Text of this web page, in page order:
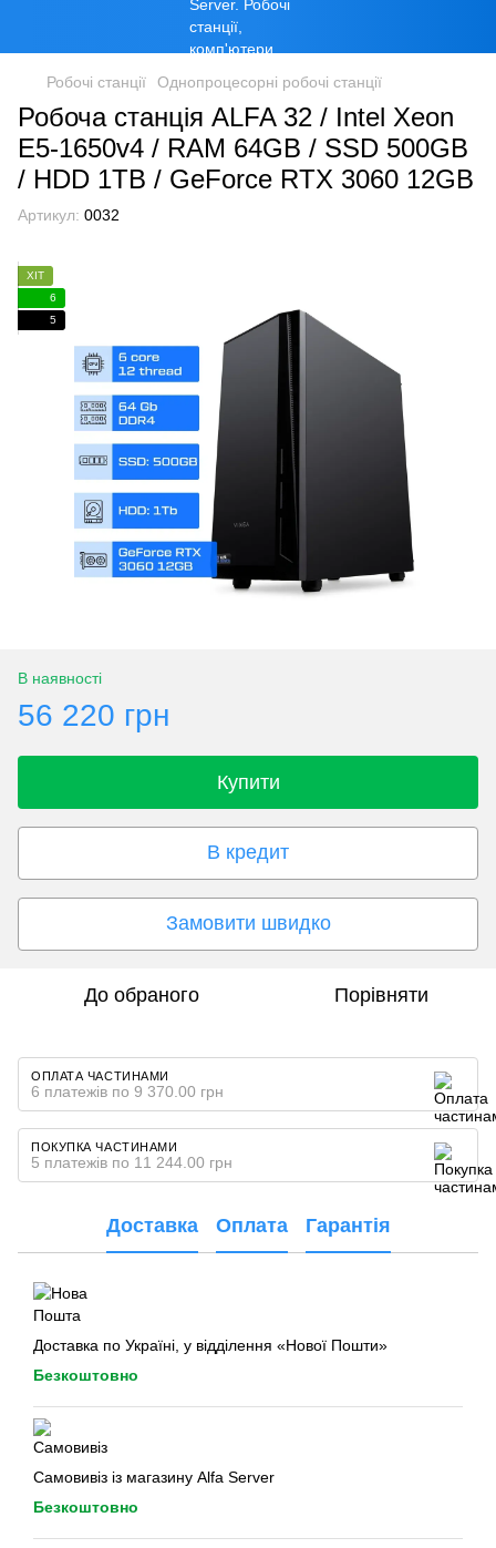
Робочі станції Однопроцесорні робочі станції
Робоча станція ALFA 32 / Intel Xeon
E5-1650v4 / RAM 64GB / SSD 500GB
/ HDD 1TB / GeForce RTX 3060 12GB
Артикул: 0032
ХІТ
6
5
В наявності
56 220 грн
Купити
В кредит
Замовити швидко
До обраного Порівняти
ОПЛАТА ЧАСТИНАМИ
6 платежів по 9 370.00 грн
ПОКУПКА ЧАСТИНАМИ
5 платежів по 11 244.00 грн
Доставка Оплата Гарантія
Доставка по Україні, у відділення «Нової Пошти»
Безкоштовно
Самовивіз із магазину Alfa Server
Безкоштовно